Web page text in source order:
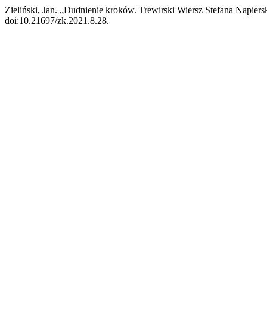
Zieliński, Jan. „Dudnienie kroków. Trewirski Wiersz Stefana
doi:10.21697/zk.2021.8.28.